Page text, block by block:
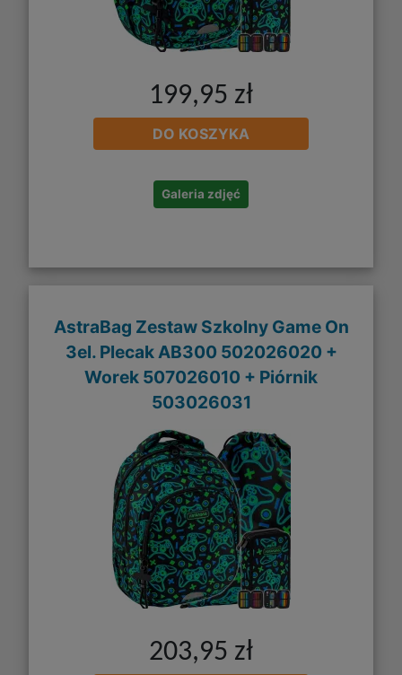
199,95 zł
DO KOSZYKA
Galeria zdjęć
AstraBag Zestaw Szkolny Game On
3el. Plecak AB300 502026020 +
Worek 507026010 + Piórnik
503026031
203,95 zł